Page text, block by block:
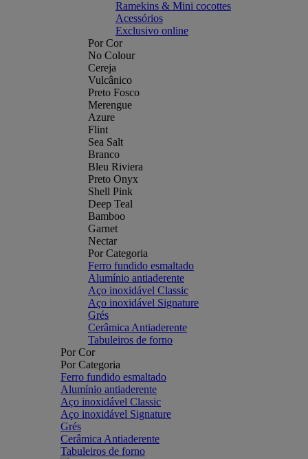
Ramekins & Mini cocottes
Acessórios
Exclusivo online
Por Cor
No Colour
Cereja
Vulcânico
Preto Fosco
Merengue
Azure
Flint
Sea Salt
Branco
Bleu Riviera
Preto Onyx
Shell Pink
Deep Teal
Bamboo
Garnet
Nectar
Por Categoria
Ferro fundido esmaltado
Alumínio antiaderente
Aço inoxidável Classic
Aço inoxidável Signature
Grés
Cerâmica Antiaderente
Tabuleiros de forno
Por Cor
Por Categoria
Ferro fundido esmaltado
Alumínio antiaderente
Aço inoxidável Classic
Aço inoxidável Signature
Grés
Cerâmica Antiaderente
Tabuleiros de forno